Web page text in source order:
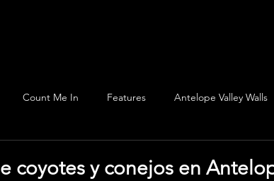
Count Me In Features Antelope Valley Walls
coyotes y conejos en